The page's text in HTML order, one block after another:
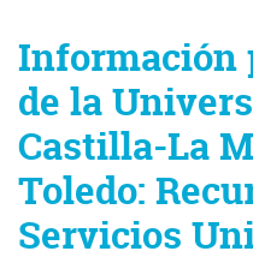
Información
de la
Castilla-La
Toledo:
Servicios